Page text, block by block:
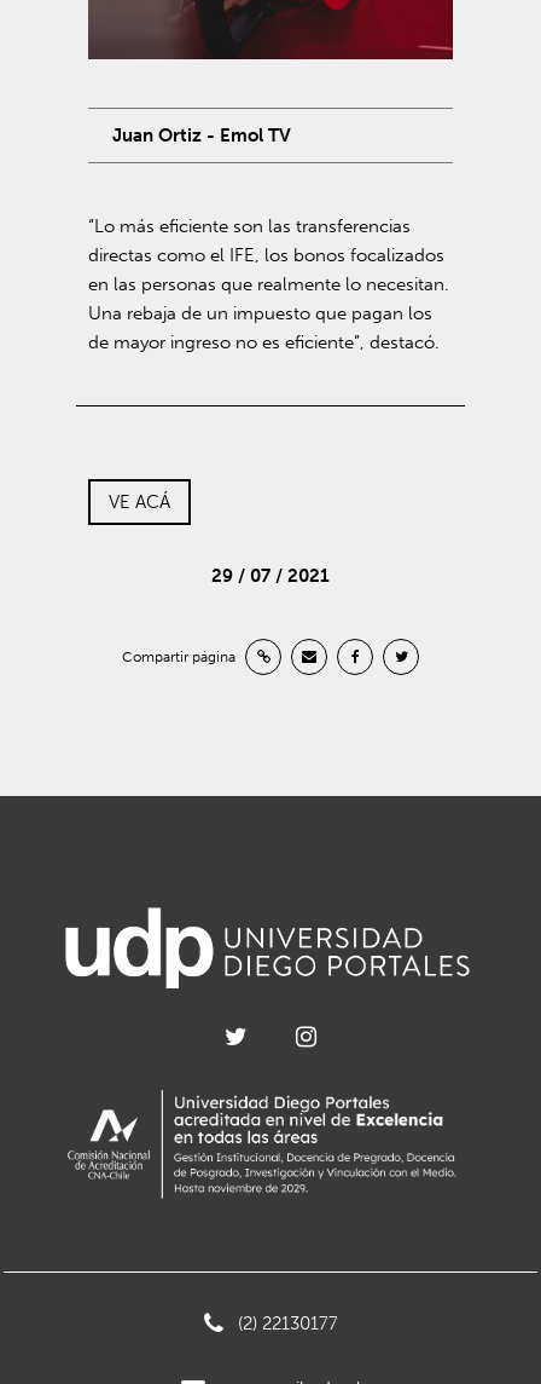
Juan Ortiz - Emol TV
“Lo más eficiente son las transferencias
directas como el IFE, los bonos focalizados
en las personas que realmente lo necesitan.
Una rebaja de un impuesto que pagan los
de mayor ingreso no es eficiente”, destacó.
VE ACÁ
29 / 07 / 2021
Compartir página
(2) 22130177